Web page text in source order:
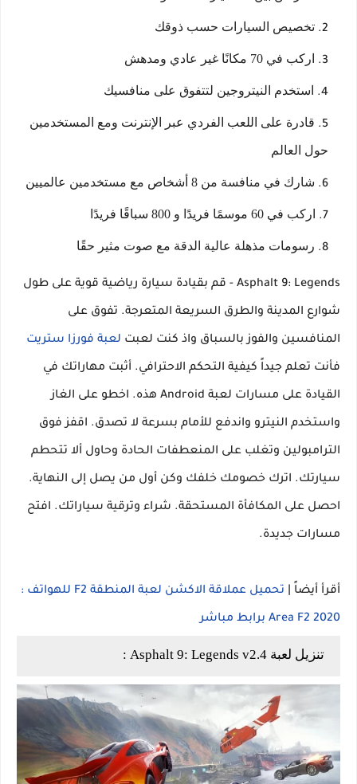
تخصيص السيارات حسب ذوقك
اركب في 70 مكانًا غير عادي ومدهش
استخدم النيتروجين لتتفوق على منافسيك
قادرة على اللعب الفردي عبر الإنترنت ومع المستخدمين
حول العالم
شارك في منافسة من 8 أشخاص مع مستخدمين عالميين
اركب في 60 موسمًا فريدًا و 800 سباقًا فريدًا
رسومات مذهلة عالية الدقة مع صوت مثير حقًا
Asphalt 9: Legends - قم بقيادة سيارة رياضية قوية على طول
شوارع المدينة والطرق السريعة المتعرجة. تفوق على
المنافسين والفوز بالسباق واذ كنت لعبت لعبة فورزا ستريت
فأنت تعلم جيداً كيفية التحكم الاحترافي. أثبت مهاراتك في
القيادة على مسارات لعبة Android هذه. اخطو على الغاز
واستخدم النيترو واندفع للأمام بسرعة لا تصدق. اقفز فوق
الترامبولين وتغلب على المنعطفات الحادة وحاول ألا تتحطم
سيارتك. اترك خصومك خلفك وكن أول من يصل إلى النهاية.
احصل على المكافأة المستحقة. شراء وترقية سياراتك. افتح
مسارات جديدة.
أقرأ أيضاً | تحميل عملاقة الاكشن لعبة المنطقة F2 للهواتف :
Area F2 2020 برابط مباشر
تنزيل لعبة Asphalt 9: Legends v2.4 :